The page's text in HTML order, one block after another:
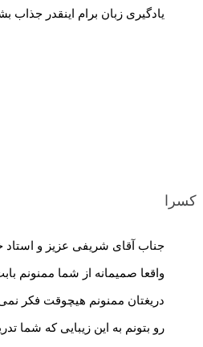
یادگیری زبان برام اینقدر جذاب
کسرا
جناب آقای شریفی عزیز و
واقعا صمیمانه از شما ممنونم
دریغتان ممنونم هیچوقت فکر
رو بتونم به این زیبایی که شما